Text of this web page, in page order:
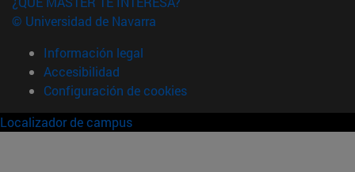
© Universidad de Navarra
Información legal
Accesibilidad
Configuración de cookies
Localizador de campus